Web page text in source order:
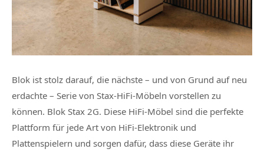
Blok ist stolz darauf, die nächste – und von Grund auf neu
erdachte – Serie von Stax-HiFi-Möbeln vorstellen zu
können. Blok Stax 2G. Diese HiFi-Möbel sind die perfekte
Plattform für jede Art von HiFi-Elektronik und
Plattenspielern und sorgen dafür, dass diese Geräte ihr